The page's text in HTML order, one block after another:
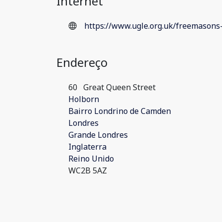
https://www.ugle.org.uk/
Endereço
60 Great Queen Street
Holborn
Bairro Londrino de Camden
Londres
Grande Londres
Inglaterra
Reino Unido
WC2B 5AZ